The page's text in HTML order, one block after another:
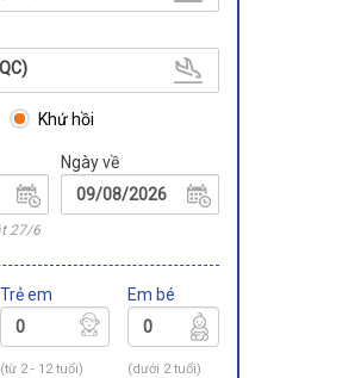
Khứ hồi
27/6
Ngày về
Trẻ em
(từ 2 - 12 tuổi)
Em bé
(dưới 2 tuổi)